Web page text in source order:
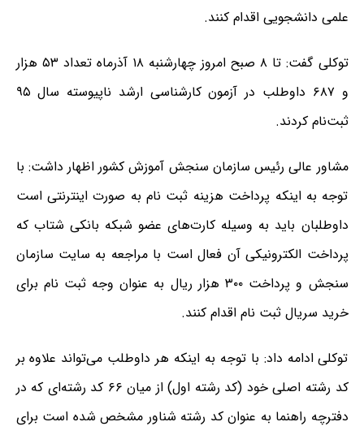
علمی دانشجویی اقدام کنند.
توکلی گفت: تا ۸ صبح امروز چهارشنبه ۱۸ آذرماه تعداد ۵۳ هزار
و ۶۸۷ داوطلب در آزمون کارشناسی ارشد ناپیوسته سال ۹۵
ثبت‌نام کردند.
مشاور عالی رئیس سازمان سنجش آموزش کشور اظهار داشت: با
توجه به اینکه پرداخت هزینه ثبت نام به صورت اینترنتی است
داوطلبان باید به وسیله کارت‌های عضو شبکه بانکی شتاب که
پرداخت الکترونیکی آن فعال است با مراجعه به سایت سازمان
سنجش و پرداخت ۳۰۰ هزار ریال به عنوان وجه ثبت نام برای
خرید سریال ثبت نام اقدام کنند.
توکلی ادامه داد: با توجه به اینکه هر داوطلب می‌تواند علاوه بر
کد رشته اصلی خود (کد رشته اول) از میان ۶۶ کد رشته‌ای که در
دفترچه راهنما به عنوان کد رشته شناور مشخص شده است برای